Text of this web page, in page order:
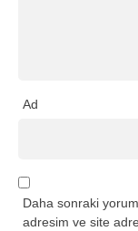
Ad
Daha sonraki
adresim ve site